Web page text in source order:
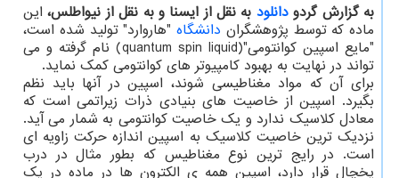
به گزارش گردودانلود به نقل از ایسنا و به نقل از نیواطلس، این
ماده که توسط پژوهشگران دانشگاه "هاروارد" تولید شده است،
"مایع اسپین کوانتومی"(quantum spin liquid) نام گرفته و می
تواند در نهایت به بهبود کامپیوتر های کوانتومی کمک نماید.
برای آن که مواد مغناطیسی شوند، اسپین در آنها باید نظم
بگیرد. اسپین از خاصیت های بنیادی ذرات زیراتمی است که
معادل کلاسیک ندارد و یک خاصیت کوانتومی به شمار می آید.
نزدیک ترین خاصیت کلاسیک به اسپین اندازه حرکت زاویه ای
است. در رایج ترین نوع مغناطیس که بطور مثال در درب
یخچال قرار دارد، اسپین همه ی الکترون ها در ماده در یک